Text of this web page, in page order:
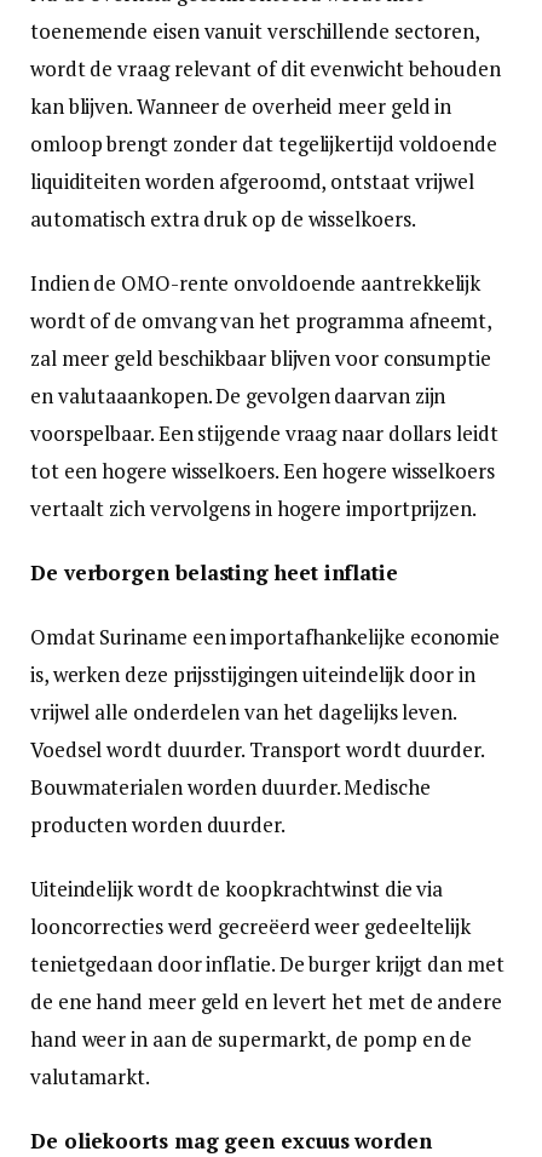
toenemende eisen vanuit verschillende sectoren,
wordt de vraag relevant of dit evenwicht behouden
kan blijven. Wanneer de overheid meer geld in
omloop brengt zonder dat tegelijkertijd voldoende
liquiditeiten worden afgeroomd, ontstaat vrijwel
automatisch extra druk op de wisselkoers.
Indien de OMO-rente onvoldoende aantrekkelijk
wordt of de omvang van het programma afneemt,
zal meer geld beschikbaar blijven voor consumptie
en valutaaankopen. De gevolgen daarvan zijn
voorspelbaar. Een stijgende vraag naar dollars leidt
tot een hogere wisselkoers. Een hogere wisselkoers
vertaalt zich vervolgens in hogere importprijzen.
De verborgen belasting heet inflatie
Omdat Suriname een importafhankelijke economie
is, werken deze prijsstijgingen uiteindelijk door in
vrijwel alle onderdelen van het dagelijks leven.
Voedsel wordt duurder. Transport wordt duurder.
Bouwmaterialen worden duurder. Medische
producten worden duurder.
Uiteindelijk wordt de koopkrachtwinst die via
looncorrecties werd gecreëerd weer gedeeltelijk
tenietgedaan door inflatie. De burger krijgt dan met
de ene hand meer geld en levert het met de andere
hand weer in aan de supermarkt, de pomp en de
valutamarkt.
De oliekoorts mag geen excuus worden